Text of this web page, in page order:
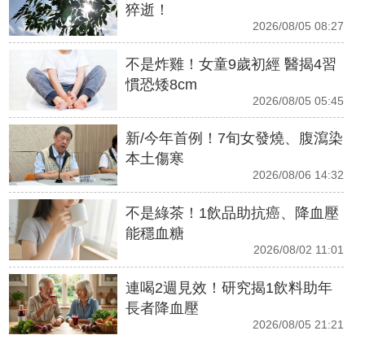
猝逝！
2026/08/05 08:27
不是炸雞！女童9歲初經 醫揭4習
慣恐矮8cm
2026/08/05 05:45
新/今年首例！7旬女發燒、腹瀉染
本土傷寒
2026/08/06 14:32
不是綠茶！1飲品助抗癌、降血壓
能穩血糖
2026/08/02 11:01
連喝2週見效！研究揭1飲料助年
長者降血壓
2026/08/05 21:21